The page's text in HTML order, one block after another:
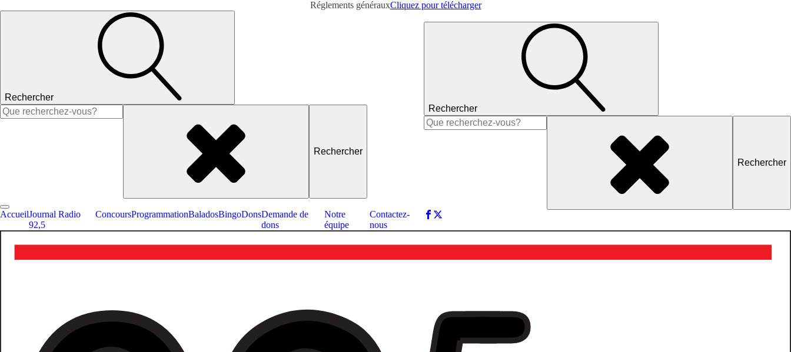
Réglements générauxCliquez pour télécharger
Rechercher
Rechercher :
AccueilJournal Radio
92,5
ConcoursProgrammationBaladosBingoDonsDemande de
dons
Notre
équipe
Contactez-
nous
Rechercher
Rechercher :